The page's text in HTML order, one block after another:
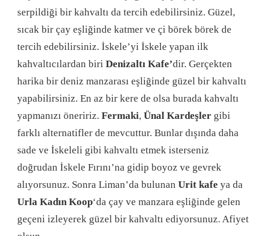
serpildiği bir kahvaltı da tercih edebilirsiniz. Güzel,
sıcak bir çay eşliğinde katmer ve çi börek börek de
tercih edebilirsiniz. İskele’yi İskele yapan ilk
kahvaltıcılardan biri Denizaltı Kafe’dir. Gerçekten
harika bir deniz manzarası eşliğinde güzel bir kahvaltı
yapabilirsiniz. En az bir kere de olsa burada kahvaltı
yapmanızı öneririz. Fermaki, Ünal Kardeşler gibi
farklı alternatifler de mevcuttur. Bunlar dışında daha
sade ve İskeleli gibi kahvaltı etmek isterseniz
doğrudan İskele Fırını’na gidip boyoz ve gevrek
alıyorsunuz. Sonra Liman’da bulunan Urit kafe ya da
Urla Kadın Koop‘da çay ve manzara eşliğinde gelen
geçeni izleyerek güzel bir kahvaltı ediyorsunuz. Afiyet